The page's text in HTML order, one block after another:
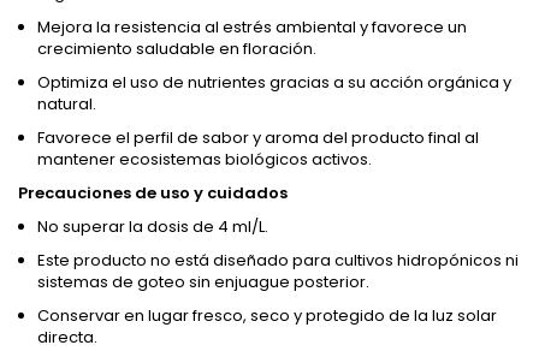
Mejora la resistencia al estrés ambiental y favorece un
crecimiento saludable en floración.
Optimiza el uso de nutrientes gracias a su acción orgánica y
natural.
Favorece el perfil de sabor y aroma del producto final al
mantener ecosistemas biológicos activos.
Precauciones de uso y cuidados
No superar la dosis de 4 ml/L.
Este producto no está diseñado para cultivos hidropónicos ni
sistemas de goteo sin enjuague posterior.
Conservar en lugar fresco, seco y protegido de la luz solar
directa.